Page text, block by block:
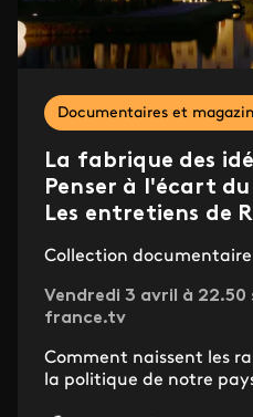
Documentaires et
La fabrique des
Penser à l'écart
Les entretiens de
Collection documentaire
Vendredi 3 avril à 22.50
france.tv
Comment naissent les
la politique de notre